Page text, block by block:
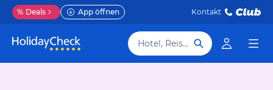
% Deals App öffnen Kontakt
Hotel, Reiseziel